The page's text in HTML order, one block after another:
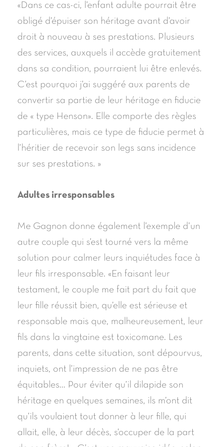
«Dans ce cas-ci, l’enfant adulte pourrait être
obligé d’épuiser son héritage avant d’avoir
droit à nouveau à ses prestations. Plusieurs
des services, auxquels il accède gratuitement
dans sa condition, pourraient lui être enlevés.
C’est pourquoi j’ai suggéré aux parents de
convertir sa partie de leur héritage en fiducie
de « type Henson». Elle comporte des règles
particulières, mais ce type de fiducie permet à
l’héritier de recevoir son legs sans incidence
sur ses prestations. »
Adultes irresponsables
Me Gagnon donne également l’exemple d’un
autre couple qui s’est tourné vers la même
solution pour calmer leurs inquiétudes face à
leur fils irresponsable. «En faisant leur
testament, le couple me fait part du fait que
leur fille réussit bien, qu’elle est sérieuse et
responsable mais que, malheureusement, leur
fils dans la vingtaine est toxicomane. Les
parents, dans cette situation, sont dépourvus,
inquiets, ont l’impression de ne pas être
équitables... Pour éviter qu’il dilapide son
héritage en quelques semaines, ils m’ont dit
qu’ils voulaient tout donner à leur fille, qui
allait, elle, à leur décès, s’occuper de la part